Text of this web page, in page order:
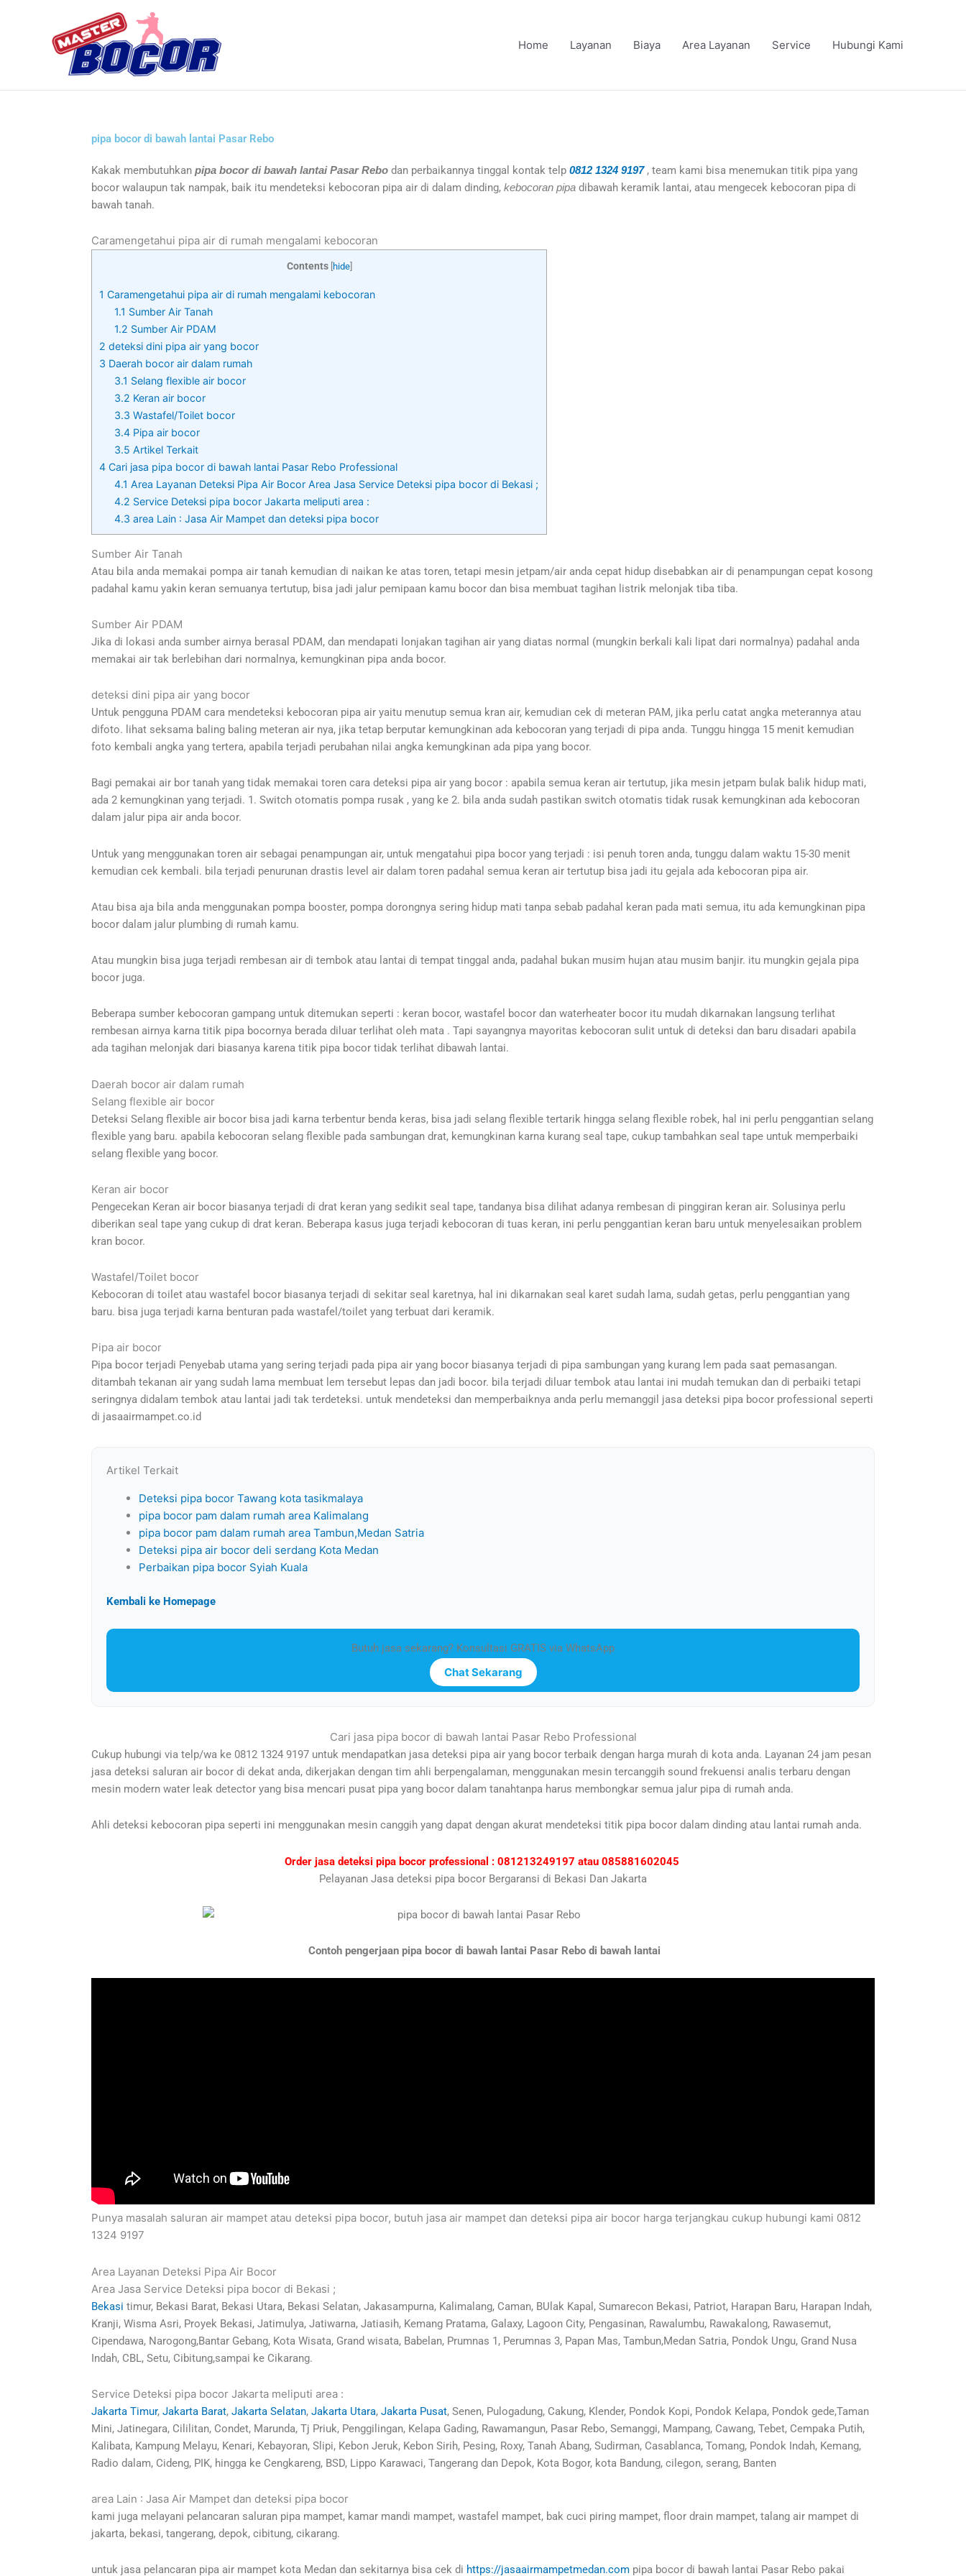
Home Layanan Biaya Area Layanan Service Hubungi Kami
pipa bocor di bawah lantai Pasar Rebo
Kakak membutuhkan pipa bocor di bawah lantai Pasar Rebo dan perbaikannya tinggal kontak telp 0812 1324 9197, team kami bisa menemukan titik pipa yang
bocor walaupun tak nampak, baik itu mendeteksi kebocoran pipa air di dalam dinding, kebocoran pipa dibawah keramik lantai, atau mengecek kebocoran pipa di
bawah tanah.
Caramengetahui pipa air di rumah mengalami kebocoran
Contents hide]
1 Caramengetahui pipa air di rumah mengalami kebocoran
1.1 Sumber Air Tanah
1.2 Sumber Air PDAM
2 deteksi dini pipa air yang bocor
3 Daerah bocor air dalam rumah
3.1 Selang flexible air bocor
3.2 Keran air bocor
3.3 Wastafel/Toilet bocor
3.4 Pipa air bocor
3.5 Artikel Terkait
4 Cari jasa pipa bocor di bawah lantai Pasar Rebo Professional
4.1 Area Layanan Deteksi Pipa Air Bocor Area Jasa Service Deteksi pipa bocor di Bekasi ;
4.2 Service Deteksi pipa bocor Jakarta meliputi area :
4.3 area Lain : Jasa Air Mampet dan deteksi pipa bocor
Sumber Air Tanah
Atau bila anda memakai pompa air tanah kemudian di naikan ke atas toren, tetapi mesin jetpam/air anda cepat hidup disebabkan air di penampungan cepat kosong
padahal kamu yakin keran semuanya tertutup, bisa jadi jalur pemipaan kamu bocor dan bisa membuat tagihan listrik melonjak tiba tiba.
Sumber Air PDAM
Jika di lokasi anda sumber airnya berasal PDAM, dan mendapati lonjakan tagihan air yang diatas normal (mungkin berkali kali lipat dari normalnya) padahal anda
memakai air tak berlebihan dari normalnya, kemungkinan pipa anda bocor.
deteksi dini pipa air yang bocor
Untuk pengguna PDAM cara mendeteksi kebocoran pipa air yaitu menutup semua kran air, kemudian cek di meteran PAM, jika perlu catat angka meterannya atau
difoto. lihat seksama baling baling meteran air nya, jika tetap berputar kemungkinan ada kebocoran yang terjadi di pipa anda. Tunggu hingga 15 menit kemudian
foto kembali angka yang tertera, apabila terjadi perubahan nilai angka kemungkinan ada pipa yang bocor.
Bagi pemakai air bor tanah yang tidak memakai toren cara deteksi pipa air yang bocor : apabila semua keran air tertutup, jika mesin jetpam bulak balik hidup mati,
ada 2 kemungkinan yang terjadi. 1. Switch otomatis pompa rusak , yang ke 2. bila anda sudah pastikan switch otomatis tidak rusak kemungkinan ada kebocoran
dalam jalur pipa air anda bocor.
Untuk yang menggunakan toren air sebagai penampungan air, untuk mengatahui pipa bocor yang terjadi : isi penuh toren anda, tunggu dalam waktu 15-30 menit
kemudian cek kembali. bila terjadi penurunan drastis level air dalam toren padahal semua keran air tertutup bisa jadi itu gejala ada kebocoran pipa air.
Atau bisa aja bila anda menggunakan pompa booster, pompa dorongnya sering hidup mati tanpa sebab padahal keran pada mati semua, itu ada kemungkinan pipa
bocor dalam jalur plumbing di rumah kamu.
Atau mungkin bisa juga terjadi rembesan air di tembok atau lantai di tempat tinggal anda, padahal bukan musim hujan atau musim banjir. itu mungkin gejala pipa
bocor juga.
Beberapa sumber kebocoran gampang untuk ditemukan seperti : keran bocor, wastafel bocor dan waterheater bocor itu mudah dikarnakan langsung terlihat
rembesan airnya karna titik pipa bocornya berada diluar terlihat oleh mata . Tapi sayangnya mayoritas kebocoran sulit untuk di deteksi dan baru disadari apabila
ada tagihan melonjak dari biasanya karena titik pipa bocor tidak terlihat dibawah lantai.
Daerah bocor air dalam rumah
Selang flexible air bocor
Deteksi Selang flexible air bocor bisa jadi karna terbentur benda keras, bisa jadi selang flexible tertarik hingga selang flexible robek, hal ini perlu penggantian selang
flexible yang baru. apabila kebocoran selang flexible pada sambungan drat, kemungkinan karna kurang seal tape, cukup tambahkan seal tape untuk memperbaiki
selang flexible yang bocor.
Keran air bocor
Pengecekan Keran air bocor biasanya terjadi di drat keran yang sedikit seal tape, tandanya bisa dilihat adanya rembesan di pinggiran keran air. Solusinya perlu
diberikan seal tape yang cukup di drat keran. Beberapa kasus juga terjadi kebocoran di tuas keran, ini perlu penggantian keran baru untuk menyelesaikan problem
kran bocor.
Wastafel/Toilet bocor
Kebocoran di toilet atau wastafel bocor biasanya terjadi di sekitar seal karetnya, hal ini dikarnakan seal karet sudah lama, sudah getas, perlu penggantian yang
baru. bisa juga terjadi karna benturan pada wastafel/toilet yang terbuat dari keramik.
Pipa air bocor
Pipa bocor terjadi Penyebab utama yang sering terjadi pada pipa air yang bocor biasanya terjadi di pipa sambungan yang kurang lem pada saat pemasangan.
ditambah tekanan air yang sudah lama membuat lem tersebut lepas dan jadi bocor. bila terjadi diluar tembok atau lantai ini mudah temukan dan di perbaiki tetapi
seringnya didalam tembok atau lantai jadi tak terdeteksi. untuk mendeteksi dan memperbaiknya anda perlu memanggil jasa deteksi pipa bocor professional seperti
di jasaairmampet.co.id
Artikel Terkait
Deteksi pipa bocor Tawang kota tasikmalaya
pipa bocor pam dalam rumah area Kalimalang
pipa bocor pam dalam rumah area Tambun,Medan Satria
Deteksi pipa air bocor deli serdang Kota Medan
Perbaikan pipa bocor Syiah Kuala
Kembali ke Homepage
Butuh jasa sekarang? Konsultasi GRATIS via WhatsApp
Chat Sekarang
Cari jasa pipa bocor di bawah lantai Pasar Rebo Professional
Cukup hubungi via telp/wa ke 0812 1324 9197 untuk mendapatkan jasa deteksi pipa air yang bocor terbaik dengan harga murah di kota anda. Layanan 24 jam pesan
jasa deteksi saluran air bocor di dekat anda, dikerjakan dengan tim ahli berpengalaman, menggunakan mesin tercanggih sound frekuensi analis terbaru dengan
mesin modern water leak detector yang bisa mencari pusat pipa yang bocor dalam tanahtanpa harus membongkar semua jalur pipa di rumah anda.
Ahli deteksi kebocoran pipa seperti ini menggunakan mesin canggih yang dapat dengan akurat mendeteksi titik pipa bocor dalam dinding atau lantai rumah anda.
Order jasa deteksi pipa bocor professional : 081213249197 atau 085881602045
Pelayanan Jasa deteksi pipa bocor Bergaransi di Bekasi Dan Jakarta
Contoh pengerjaan pipa bocor di bawah lantai Pasar Rebo di bawah lantai
Punya masalah saluran air mampet atau deteksi pipa bocor, butuh jasa air mampet dan deteksi pipa air bocor harga terjangkau cukup hubungi kami 0812
1324 9197
Area Layanan Deteksi Pipa Air Bocor
Area Jasa Service Deteksi pipa bocor di Bekasi ;
Bekasi timur, Bekasi Barat, Bekasi Utara, Bekasi Selatan, Jakasampurna, Kalimalang, Caman, BUlak Kapal, Sumarecon Bekasi, Patriot, Harapan Baru, Harapan Indah,
Kranji, Wisma Asri, Proyek Bekasi, Jatimulya, Jatiwarna, Jatiasih, Kemang Pratama, Galaxy, Lagoon City, Pengasinan, Rawalumbu, Rawakalong, Rawasemut,
Cipendawa, Narogong,Bantar Gebang, Kota Wisata, Grand wisata, Babelan, Prumnas 1, Perumnas 3, Papan Mas, Tambun,Medan Satria, Pondok Ungu, Grand Nusa
Indah, CBL, Setu, Cibitung,sampai ke Cikarang.
Service Deteksi pipa bocor Jakarta meliputi area :
Jakarta Timur, Jakarta Barat, Jakarta Selatan, Jakarta Utara, Jakarta Pusat, Senen, Pulogadung, Cakung, Klender, Pondok Kopi, Pondok Kelapa, Pondok gede,Taman
Mini, Jatinegara, Cililitan, Condet, Marunda, Tj Priuk, Penggilingan, Kelapa Gading, Rawamangun, Pasar Rebo, Semanggi, Mampang, Cawang, Tebet, Cempaka Putih,
Kalibata, Kampung Melayu, Kenari, Kebayoran, Slipi, Kebon Jeruk, Kebon Sirih, Pesing, Roxy, Tanah Abang, Sudirman, Casablanca, Tomang, Pondok Indah, Kemang,
Radio dalam, Cideng, PIK, hingga ke Cengkareng, BSD, Lippo Karawaci, Tangerang dan Depok, Kota Bogor, kota Bandung, cilegon, serang, Banten
area Lain : Jasa Air Mampet dan deteksi pipa bocor
kami juga melayani pelancaran saluran pipa mampet, kamar mandi mampet, wastafel mampet, bak cuci piring mampet, floor drain mampet, talang air mampet di
jakarta, bekasi, tangerang, depok, cibitung, cikarang.
untuk jasa pelancaran pipa air mampet kota Medan dan sekitarnya bisa cek di https://jasaairmampetmedan.com pipa bocor di bawah lantai Pasar Rebo pakai